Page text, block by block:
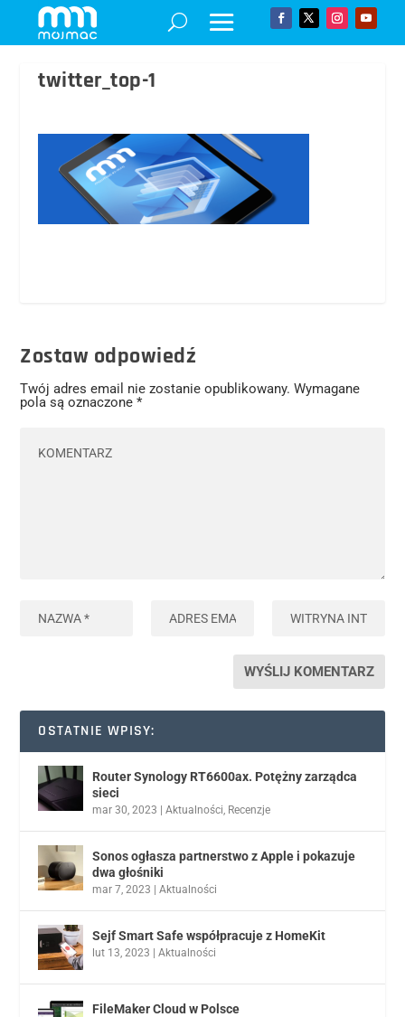
twitter_top-1
Zostaw odpowiedź
Twój adres email nie zostanie opublikowany. Wymagane
pola są oznaczone*
OSTATNIE WPISY:
Router Synology RT6600ax. Potężny zarządca
sieci
mar 30, 2023 |Aktualności, Recenzje
Sonos ogłasza partnerstwo z Apple i pokazuje
dwa głośniki
mar 7, 2023 |Aktualności
Sejf Smart Safe współpracuje z HomeKit
lut 13, 2023 |Aktualności
FileMaker Cloud w Polsce